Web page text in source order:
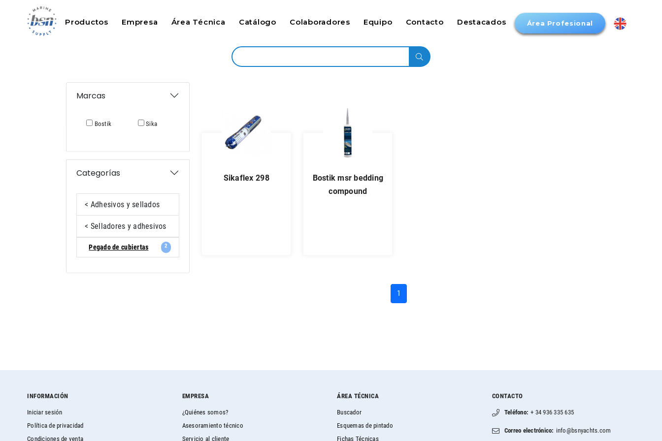
Productos Empresa Área Técnica Catálogo Colaboradores Equipo Contacto Destacados Área Profesional
Marcas
Bostik Sika
Categorías
< Adhesivos y sellados
< Selladores y adhesivos
Pegado de cubiertas 2
sikaflex 298
bostik msr bedding
compound
1
INFORMACIÓN
Iniciar sesión
Política de privacidad
Condiciones de venta
EMPRESA
¿Quiénes somos?
Asesoramiento técnico
Servicio al cliente
ÁREA TÉCNICA
Buscador
Esquemas de pintado
Fichas Técnicas
CONTACTO
Teléfono: + 34 936 335 635
Correo electrónico: info@bsnyachts.com